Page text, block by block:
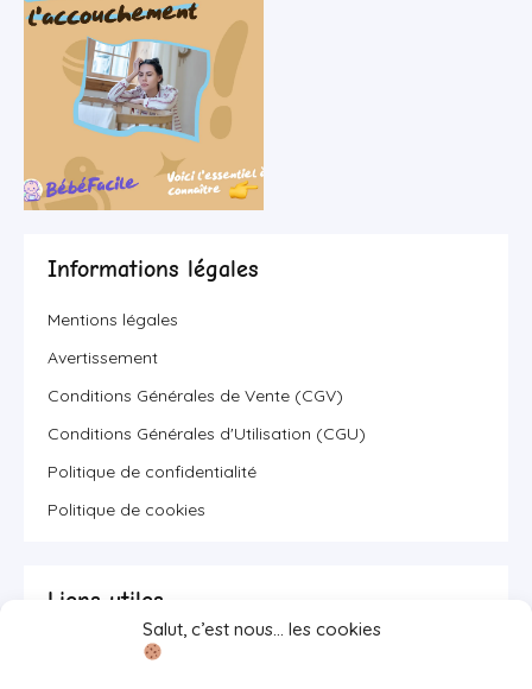
Salut, c’est nous… les cookies
Informations légales
Mentions légales
Avertissement
Conditions Générales de Vente (CGV)
Conditions Générales d'Utilisation (CGU)
Politique de confidentialité
Politique de cookies
Liens utiles
Se connecter/S'inscrire